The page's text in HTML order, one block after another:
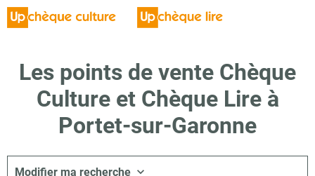
Les points de vente Chèque
Culture et Chèque Lire à
Portet-sur-Garonne
Modifier ma recherche